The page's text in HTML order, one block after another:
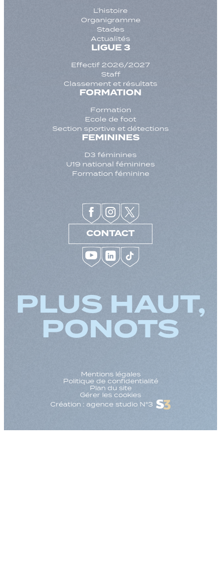
L’histoire
Organigramme
Stades
Actualités
LIGUE 3
Effectif 2026/2027
Staff
Classement et résultats
FORMATION
Formation
Ecole de foot
Section sportive et détections
FEMININES
D3 féminines
U19 national féminines
Formation féminine
CONTACT
PLUS HAUT,
PONOTS
Mentions légales
Politique de confidentialité
Plan du site
Gérer les cookies
Création : agence studio N°3